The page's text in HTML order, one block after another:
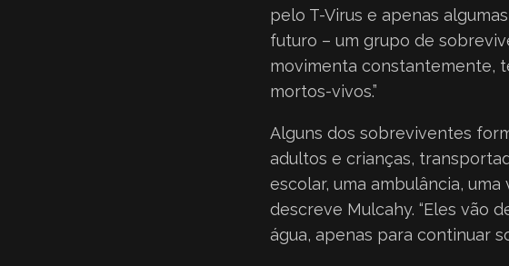
pelo T-Virus e apenas
futuro – um grupo de
movimenta constantemente,
mortos-vivos.”
Alguns dos sobreviventes
adultos e crianças,
escolar, uma ambulância,
descreve Mulcahy. “Eles vão
água, apenas para continuar